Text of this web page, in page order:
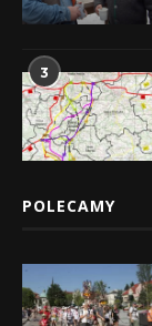
3
POLECAMY